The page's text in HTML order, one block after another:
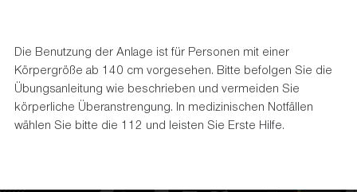
Die Benutzung der Anlage ist für Personen mit einer
Körpergröße ab 140 cm vorgesehen. Bitte befolgen Sie die
Übungsanleitung wie beschrieben und vermeiden Sie
körperliche Überanstrengung. In medizinischen Notfällen
wählen Sie bitte die 112 und leisten Sie Erste Hilfe.